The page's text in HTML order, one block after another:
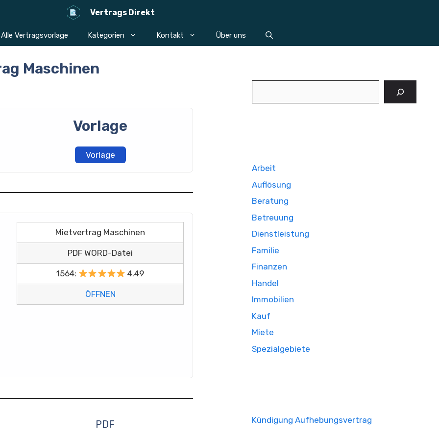
Vertrags Direkt
Alle Vertragsvorlage Kategorien Kontakt Über uns
Maschinen
Vorlage
Vorlage
Mietvertrag Maschinen
PDF WORD-Datei
1564: 4.49
ÖFFNEN
PDF
Arbeit
Auflösung
Beratung
Betreuung
Dienstleistung
Familie
Finanzen
Handel
Immobilien
Kauf
Miete
Spezialgebiete
Kündigung Aufhebungsvertrag